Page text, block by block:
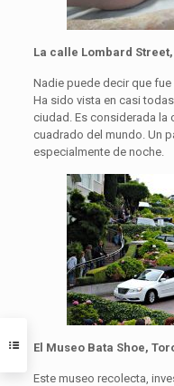
La calle Lombard
Nadie puede decir que fue
Ha sido vista en casi
ciudad. Es considerada la
cuadrado del mundo. Un
especialmente de noche.
El Museo Bata Shoe,
Este museo recolecta,